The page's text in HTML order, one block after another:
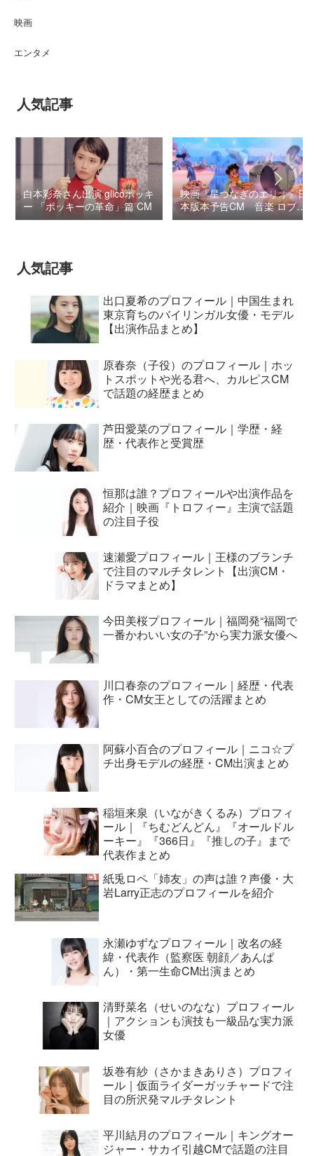
映画
エンタメ
人気記事
白本彩奈さん出演 glicoポッキ
ー 「ポッキーの革命」篇 CM
映画『星つなぎのエリオ』日
本版本予告CM 音楽 ロブ・
シモンセン /
人気記事
出口夏希のプロフィール｜中国生まれ
東京育ちのバイリンガル女優・モデル
【出演作品まとめ】
原春奈（子役）のプロフィール｜ホッ
トスポットや光る君へ、カルピスCM
で話題の経歴まとめ
芦田愛菜のプロフィール｜学歴・経
歴・代表作と受賞歴
恒那は誰？プロフィールや出演作品を
紹介｜映画『トロフィー』主演で話題
の注目子役
速瀬愛プロフィール｜王様のブランチ
で注目のマルチタレント【出演CM・
ドラマまとめ】
今田美桜プロフィール｜福岡発“福岡で
一番かわいい女の子”から実力派女優へ
川口春奈のプロフィール｜経歴・代表
作・CM女王としての活躍まとめ
阿蘇小百合のプロフィール｜ニコ☆プ
チ出身モデルの経歴・CM出演まとめ
稲垣来泉（いながきくるみ）プロフィ
ール｜『ちむどんどん』『オールドル
ーキー』『366日』『推しの子』まで
代表作まとめ
紙兎ロペ「姉友」の声は誰？声優・大
岩Larry正志のプロフィールを紹介
永瀬ゆずなプロフィール｜改名の経
緯・代表作（監察医 朝顔／あんぱ
ん）・第一生命CM出演まとめ
清野菜名（せいのなな）プロフィール
｜アクションも演技も一級品な実力派
女優
坂巻有紗（さかまきありさ）プロフィ
ール｜仮面ライダーガッチャードで注
目の所沢発マルチタレント
平川結月のプロフィール｜キングオー
ジャー・サカイ引越CMで話題の注目